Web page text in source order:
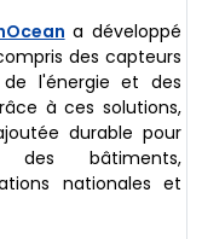
a développé
des capteurs
l'énergie et des
à ces solutions,
durable pour
des bâtiments,
nationales et